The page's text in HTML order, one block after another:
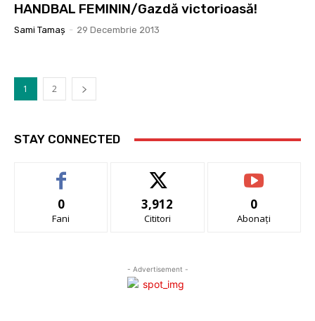
HANDBAL FEMININ/Gazdă victorioasă!
Sami Tamaş - 29 Decembrie 2013
1 2
STAY CONNECTED
0
Fani
3,912
Cititori
0
Abonați
- Advertisement -